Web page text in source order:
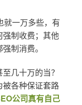
就一万多些，有
制收费；其他
制消费。
几十万的当？
各种保证套路
公司真有自己